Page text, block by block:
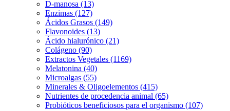
D-manosa (13)
Enzimas (127)
Ácidos Grasos (149)
Flavonoides (13)
Ácido hialurónico (21)
Colágeno (90)
Extractos Vegetales (1169)
Melatonina (40)
Microalgas (55)
Minerales & Oligoelementos (415)
Nutrientes de procedencia animal (65)
Probióticos beneficiosos para el organismo (107)